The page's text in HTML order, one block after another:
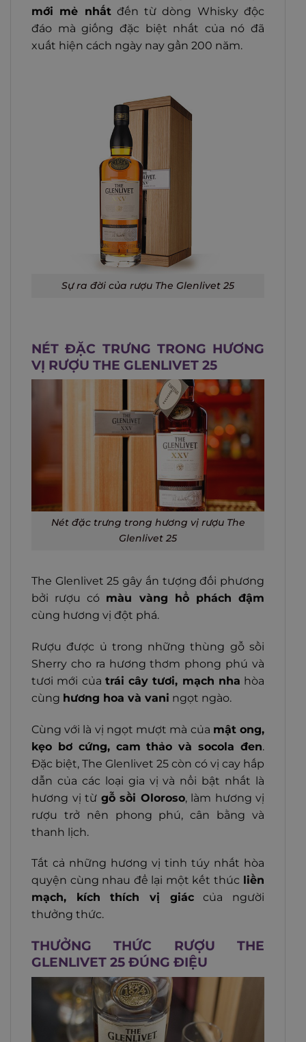
mới mẻ nhấtđến từ dòng Whisky độc
đáo mà giống đặc biệt nhất của nó đã
xuất hiện cách ngày nay gần 200 năm.
Sự ra đời của rượu The Glenlivet 25
NÉT ĐẶC TRƯNG TRONG HƯƠNG
VỊ RƯỢU THE GLENLIVET 25
Nét đặc trưng trong hương vị rượu The
Glenlivet 25
The Glenlivet 25 gây ấn tượng đối phương
bởi rượu có màu vàng hổ phách đậm
cùng hương vị đột phá.
Rượu được ủ trong những thùng gỗ sồi
Sherry cho ra hương thơm phong phú và
tươi mới của trái cây tươi, mạch nha hòa
cùng hương hoa và vani ngọt ngào.
Cùng với là vị ngọt mượt mà của mật ong,
kẹo bơ cứng, cam thảo và socola đen.
Đặc biệt, The Glenlivet 25 còn có vị cay hấp
dẫn của các loại gia vị và nổi bật nhất là
hương vị từ gỗ sồi Oloroso, làm hương vị
rượu trở nên phong phú, cân bằng và
thanh lịch.
Tất cả những hương vị tinh túy nhất hòa
quyện cùng nhau để lại một kết thúc liền
mạch, kích thích vị giáccủa người
thưởng thức.
THƯỞNG THỨC RƯỢU THE
GLENLIVET 25 ĐÚNG ĐIỆU